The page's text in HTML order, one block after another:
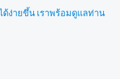
ง่ายขึ้น เราพร้อมดูแลท่าน